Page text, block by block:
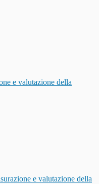
e valutazione della
e valutazione della